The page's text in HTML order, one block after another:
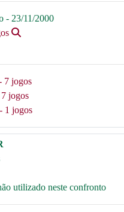
- 23/11/2000
7 jogos
jogos
1 jogos
utilizado neste confronto